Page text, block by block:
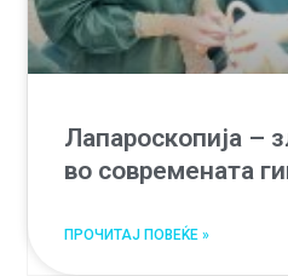
Лапароскопија –
во современата
ПРОЧИТАЈ ПОВЕЌЕ »